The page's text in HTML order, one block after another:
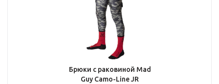
Брюки с раковиной Mad
Guy Camo-Line JR